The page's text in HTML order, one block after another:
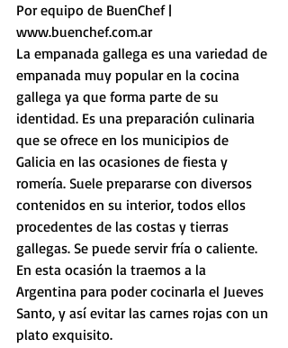
Por equipo de BuenChef |
www.buenchef.com.ar
La empanada gallega es una variedad de
empanada muy popular en la cocina
gallega ya que forma parte de su
identidad. Es una preparación culinaria
que se ofrece en los municipios de
Galicia en las ocasiones de fiesta y
romería. Suele prepararse con diversos
contenidos en su interior, todos ellos
procedentes de las costas y tierras
gallegas. Se puede servir fría o caliente.
En esta ocasión la traemos a la
Argentina para poder cocinarla el Jueves
Santo, y así evitar las carnes rojas con un
plato exquisito.